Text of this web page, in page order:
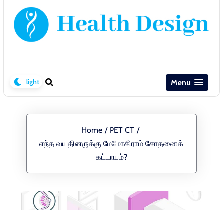
Menu
Home / PET CT /
எந்த வயதினருக்கு மேமோகிராம் சோதனைக்
கட்டாயம்?